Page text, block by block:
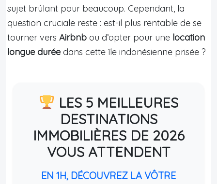
sujet brûlant pour beaucoup. Cependant, la
question cruciale reste : est-il plus rentable de se
tourner vers Airbnb ou d’opter pour une location
longue durée dans cette île indonésienne prisée ?
LES 5 MEILLEURES
DESTINATIONS
IMMOBILIÈRES DE 2026
VOUS ATTENDENT
EN 1H, DÉCOUVREZ LA VÔTRE